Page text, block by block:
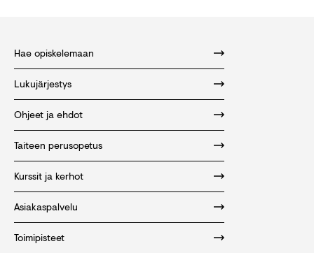
Hae opiskelemaan
Lukujärjestys
Ohjeet ja ehdot
Taiteen perusopetus
Kurssit ja kerhot
Asiakaspalvelu
Toimipisteet